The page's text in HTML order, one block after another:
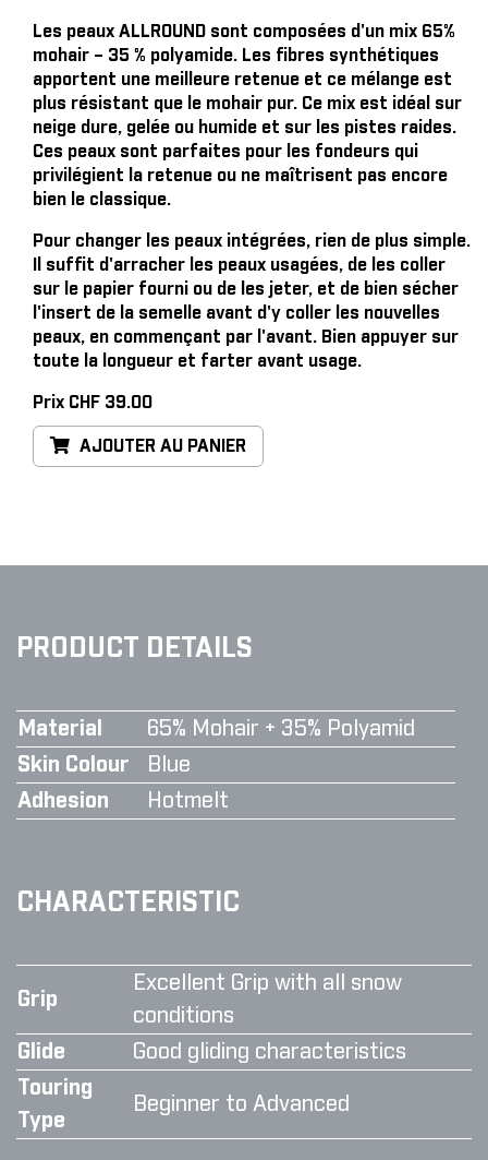
Les peaux ALLROUND sont composées d'un mix 65%
mohair – 35 % polyamide. Les fibres synthétiques
apportent une meilleure retenue et ce mélange est
plus résistant que le mohair pur. Ce mix est idéal sur
neige dure, gelée ou humide et sur les pistes raides.
Ces peaux sont parfaites pour les fondeurs qui
privilégient la retenue ou ne maîtrisent pas encore
bien le classique.
Pour changer les peaux intégrées, rien de plus simple.
Il suffit d'arracher les peaux usagées, de les coller
sur le papier fourni ou de les jeter, et de bien sécher
l'insert de la semelle avant d'y coller les nouvelles
peaux, en commençant par l'avant. Bien appuyer sur
toute la longueur et farter avant usage.
Prix CHF 39.00
AJOUTER AU PANIER
PRODUCT DETAILS
Material
65% Mohair + 35% Polyamid
Skin Colour
Blue
Adhesion
Hotmelt
CHARACTERISTIC
Grip
Excellent Grip with all snow
conditions
Glide
Good gliding characteristics
Touring
Type
Beginner to Advanced